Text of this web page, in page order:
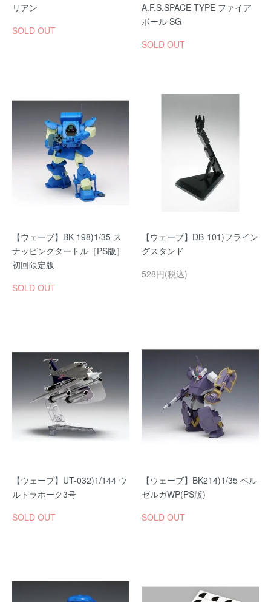
リアン
SOLD OUT
A.F.S.SPACE TYPE ファイア
ボール SG
SOLD OUT
【ウェーブ】BK-198)1/35 ス
ナッピングタートル［PS版］
初回限定版
SOLD OUT
【ウェーブ】DB-101)フライン
グスタンド
528円(税込)
【ウェーブ】UT-032)1/144 ウ
ルトラホーク3号
SOLD OUT
【ウェーブ】BK214)1/35 ベル
ゼルガWP(PS版)
SOLD OUT